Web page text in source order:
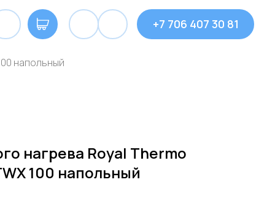
+7 706 407 30 81
напольный
нагрева Royal Thermo
100 напольный